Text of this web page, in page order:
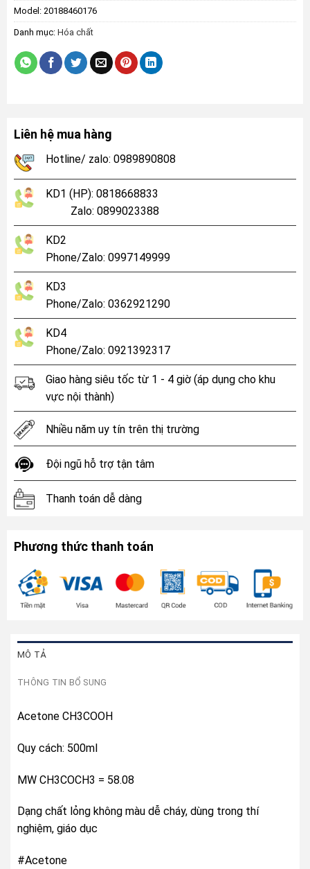
Model: 20188460176
Danh mục: Hóa chất
Liên hệ mua hàng
Hotline/ zalo: 0989890808
KD1 (HP): 0818668833
Zalo: 0899023388
KD2
Phone/Zalo: 0997149999
KD3
Phone/Zalo: 0362921290
KD4
Phone/Zalo: 0921392317
Giao hàng siêu tốc từ 1 - 4 giờ (áp dụng cho khu
vực nội thành)
Nhiều năm uy tín trên thị trường
Đội ngũ hỗ trợ tận tâm
Thanh toán dễ dàng
Phương thức thanh toán
MÔ TẢ
THÔNG TIN BỔ SUNG
Acetone CH3COOH
Quy cách: 500ml
MW CH3COCH3 = 58.08
Dạng chất lỏng không màu dễ cháy, dùng trong thí
nghiệm, giáo dục
#Acetone